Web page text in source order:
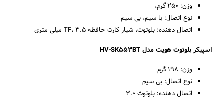
وزن: 250 گرم،
نوع اتصال: با سیم، بی سیم
اتصال دهنده: بلوتوث، شیار کارت حافظه TF، 3.5 میلی متری
اسپیکر بلوتوث هویت مدل HV-SK553BT
وزن: 198 گرم
نوع اتصال: بی سیم
اتصال دهنده: بلوتوث 3.0